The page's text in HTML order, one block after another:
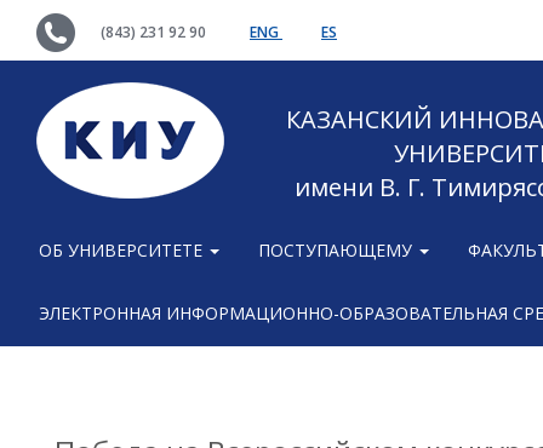
(843) 231 92 90 ENG ES
КАЗАНСКИЙ
имени В. Г.
ОБ УНИВЕРСИТЕТЕ ПОСТУПАЮЩЕМУ
ЭЛЕКТРОННАЯ ИНФОРМАЦИОННО-ОБРАЗОВАТЕЛЬНАЯ